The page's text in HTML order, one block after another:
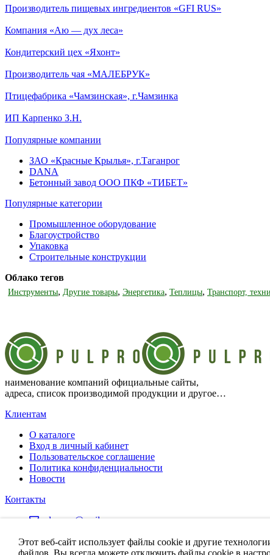
Производитель пищевых ингредиентов «GFI RUS»
Компания «Аю — дух леса»
Кондитерский цех «Яхонт»
Производитель чая «МАЛЕБРУК»
Птицефабрика «Чамзинская», г.Чамзинка
ИП Карпенко З.Н.
Популярные компании
ЗАО «Красные Крылья», г.Таганрог
DANA
Бетонный завод ООО ПКФ «ТИБЕТ»
Популярные категории
Промышленное оборудование
Благоустройство
Упаковка
Строительные конструкции
Облако тегов
Инструменты, Другие товары, Энергетика, Теплицы, Транспорт,
наименование компаний официальные сайты,
адреса, список производимой продукции и другое…
Клиентам
О каталоге
Вход в личный кабинет
Пользовательское соглашение
Политика конфиденциальности
Новости
Контакты
pulpro.ru@mail.ru
Этот веб-сайт использует файлы cookie и другие
файлов. Вы всегда можете отключить файлы cookie в